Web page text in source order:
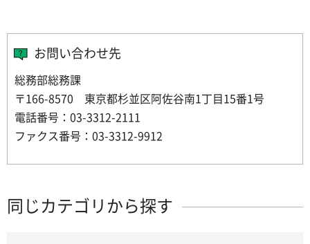
お問い合わせ先
総務部総務課
〒166-8570 東京都杉並区阿佐谷南1丁目15番1号
電話番号：03-3312-2111
ファクス番号：03-3312-9912
同じカテゴリから探す